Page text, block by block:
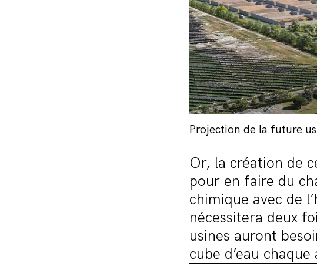
Projection de la future
Or, la création de
pour en faire du
chimique avec de
nécessitera deux
usines auront
cube d’eau chaque